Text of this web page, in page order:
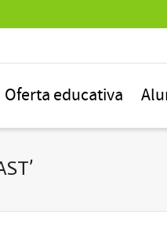
Oferta educativa